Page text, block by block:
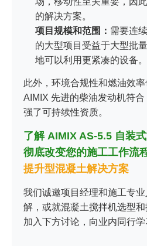
的解决方案。
项目规模和范围： 需要连
的大型项目受益于大型批
地可以利用更紧凑的设备。
此外，环境合规性和燃油效率
AIMIX 先进的柴油发动机符
强了可持续性资质。
了解 AIMIX AS-5.5 自装
彻底改变您的施工工作流
提升型混凝土解决方案
我们诚邀项目经理和施工专
解，或就混凝土搅拌机选型和
加入下方讨论，向业内同行学